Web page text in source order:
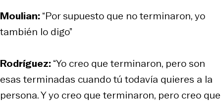
Moulian:“Por supuesto que no terminaron, yo
también lo digo”
Rodríguez:“Yo creo que terminaron, pero son
esas terminadas cuando tú todavía quieres a la
persona. Y yo creo que terminaron, pero creo que